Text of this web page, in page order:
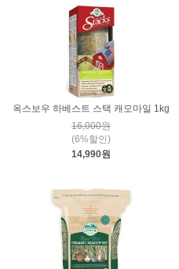
옥스보우 하베스트 스택 캐모마일 1kg
16,000원
(6%할인)
14,990원